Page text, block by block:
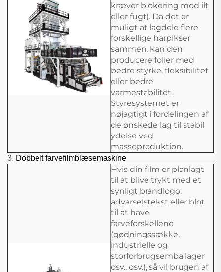
kræver blokering mod ilt
eller fugt). Da det er
muligt at lagdele flere
forskellige harpikser
sammen, kan den
producere folier med
bedre styrke, fleksibilitet
eller bedre
varmestabilitet.
Styresystemet er
nøjagtigt i fordelingen af
de ønskede lag til stabil
ydelse ved
masseproduktion.
3. Dobbelt farvefilmblæsemaskine
Hvis din film er planlagt
til at blive trykt med et
synligt brandlogo,
advarselstekst eller blot
til at have
farveforskellene
(gødningssække,
industrielle og
storforbrugsemballager
osv., osv.), så vil brugen af